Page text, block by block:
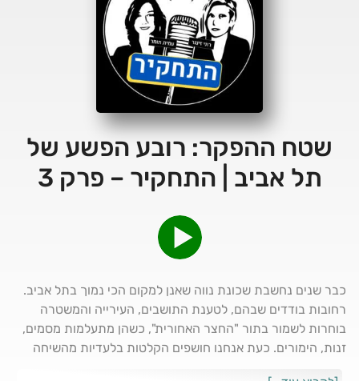
שטח ההפקר: רובע הפשע של
תל אביב | התחקיר – פרק 3
כבר שנים נחשבת שכונת נווה שאנן למקום הכי נמוך בתל אביב.
רחובות בודדים שבהם, לטענת התושבים, העירייה והמשטרה
בוחרות לשמור בתור "החצר האחורית", כשהן מתעלמות מסמים,
זנות, הימורים. כעת אנחנו חושפים הקלטות בלעדיות מהשיחה